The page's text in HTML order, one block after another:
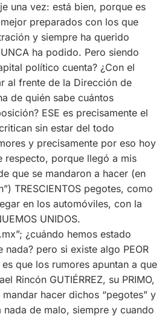
una vez: está bien, porque es
preparados con los que
y siempre ha querido
ha podido. Pero siendo
político cuenta? ¿Con el
al frente de la Dirección de
de quién sabe cuántos
ESE es precisamente el
sin estar del todo
y precisamente por eso hoy
respecto, porque llegó a mis
que se mandaron a hacer (en
TRESCIENTOS pegotes, como
en los automóviles, con la
UNIDOS.
¿cuándo hemos estado
nada? pero si existe algo PEOR
que los rumores apuntan a que
Rincón GUTIÉRREZ, su PRIMO,
hacer dichos “pegotes” y
de malo, siempre y cuando